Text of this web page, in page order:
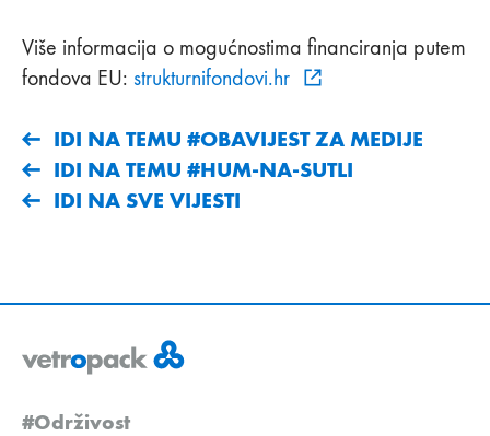
Više informacija o mogućnostima financiranja putem
fondova EU: strukturnifondovi.hr
IDI NA TEMU #OBAVIJEST ZA MEDIJE
IDI NA TEMU #HUM-NA-SUTLI
IDI NA SVE VIJESTI
#Održivost